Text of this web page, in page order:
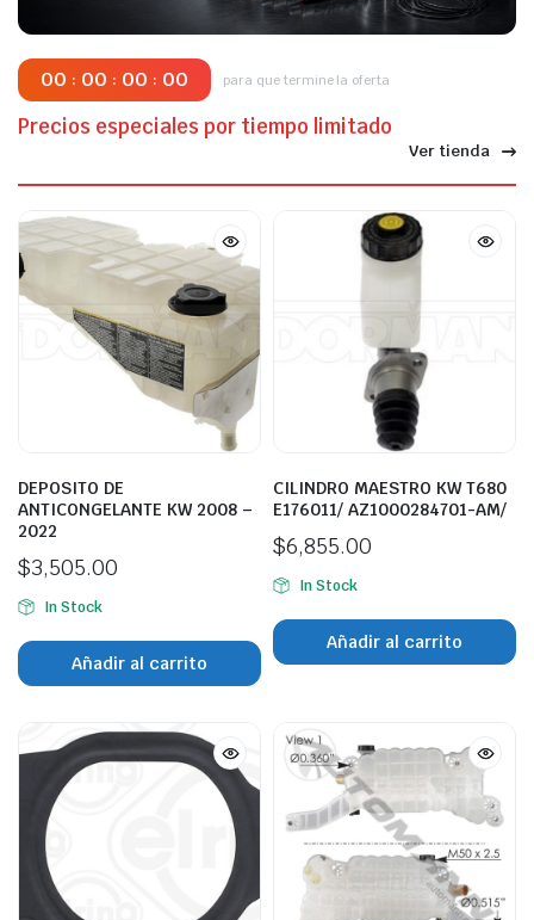
Precios especiales por tiempo limitado
00 : 00 : 00 : 00 para que termine la oferta
Ver tienda
DEPOSITO DE
ANTICONGELANTE KW 2008 –
2022
$3,505.00
In Stock
Añadir al carrito
CILINDRO MAESTRO KW T680
E176011/ AZ1000284701-AM/
$6,855.00
In Stock
Añadir al carrito